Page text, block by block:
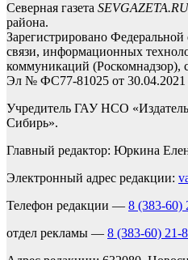
Северная газета SEVGAZETA.RU
района.
Зарегистрировано
связи, информационных
коммуникаций (Роскомнадзор),
Эл № ФС77-81025 от 30.04.2021
Учредитель ГАУ НСО
Сибирь».
Главный редактор: Юркина
Электронный адрес редакции:
Телефон редакции — 8 (383-60)
отдел рекламы — 8 (383-60) 21-